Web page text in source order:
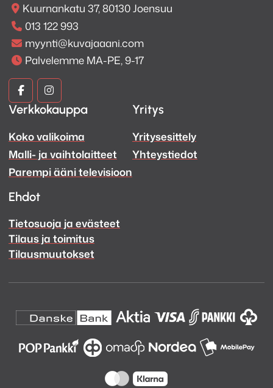
Kuurnankatu 37, 80130 Joensuu
013 122 993
myynti@kuvajaaani.com
Palvelemme MA-PE, 9-17
Kuva
ja
Ääni
Facebook
Kuva
ja
Ääni
Instagram
Verkkokauppa
Koko valikoima
Malli- ja vaihtolaitteet
Parempi ääni televisioon
Yritys
Yritysesittely
Yhteystiedot
Ehdot
Tietosuoja ja evästeet
Tilaus ja toimitus
Tilausmuutokset